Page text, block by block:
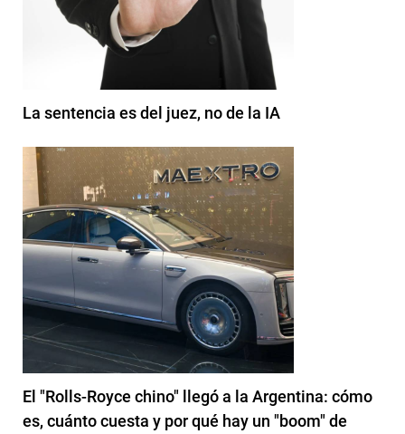
La sentencia es del juez, no de la IA
El "Rolls-Royce chino" llegó a la Argentina: cómo
es, cuánto cuesta y por qué hay un "boom" de